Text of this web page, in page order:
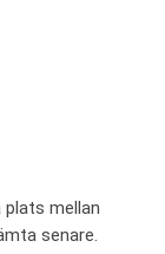
plats mellan
senare.